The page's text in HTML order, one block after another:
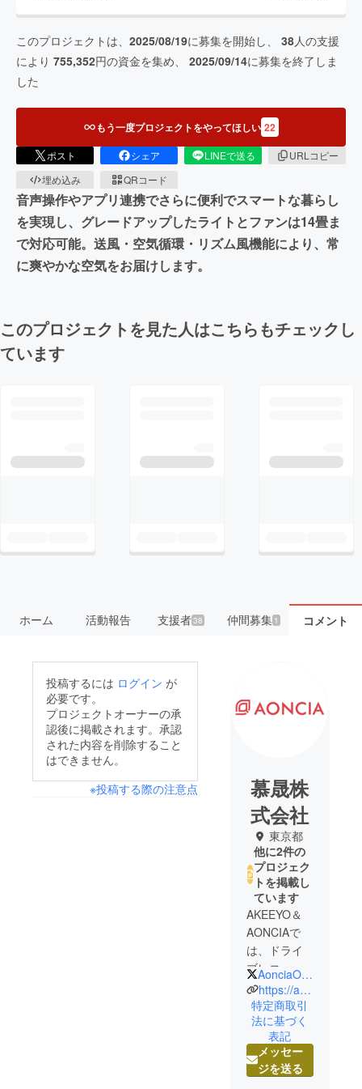
このプロジェクトは、 2025/08/19に募集を開始し、 38人の支援
により 755,352円の資金を集め、 2025/09/14に募集を終了しま
した
もう一度プロジェクトをやってほしい 22
ポスト シェア LINEで送る
URLコピー
埋め込み
QRコード
音声操作やアプリ連携でさらに便利でスマートな暮らし
を実現し、グレードアップしたライトとファンは14畳ま
で対応可能。送風・空気循環・リズム風機能により、常
に爽やかな空気をお届けします。
このプロジェクトを見た人はこちらもチェックし
ています
ホーム 活動報告 支援者38 仲間募集 1 コメント
投稿するには ログイン が
必要です。
プロジェクトオーナーの承
認後に掲載されます。承認
された内容を削除すること
はできません。
※投稿する際の注意点
慕晟株
式会社
東京都
他に2件の
プロジェク
トを掲載し
ています
AKEEYO＆
AONCIAで
は、ドライ
ブレコー
ダーや家電
製品を中心
とする生活
関連用品を
つくり続け
てきた会社
AonciaOfficial
https://aoncia.jp/
特定商取引
法に基づく
表記
メッセー
ジを送る